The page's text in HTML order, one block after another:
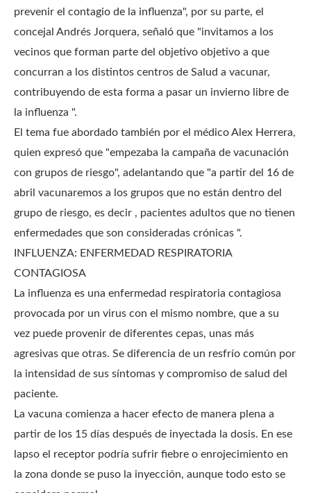
prevenir el contagio de la influenza", por su parte, el
concejal Andrés Jorquera, señaló que "invitamos a los
vecinos que forman parte del objetivo objetivo a que
concurran a los distintos centros de Salud a vacunar,
contribuyendo de esta forma a pasar un invierno libre de
la influenza ".
El tema fue abordado también por el médico Alex Herrera,
quien expresó que "empezaba la campaña de vacunación
con grupos de riesgo", adelantando que "a partir del 16 de
abril vacunaremos a los grupos que no están dentro del
grupo de riesgo, es decir , pacientes adultos que no tienen
enfermedades que son consideradas crónicas ".
INFLUENZA: ENFERMEDAD RESPIRATORIA
CONTAGIOSA
La influenza es una enfermedad respiratoria contagiosa
provocada por un virus con el mismo nombre, que a su
vez puede provenir de diferentes cepas, unas más
agresivas que otras. Se diferencia de un resfrío común por
la intensidad de sus síntomas y compromiso de salud del
paciente.
La vacuna comienza a hacer efecto de manera plena a
partir de los 15 días después de inyectada la dosis. En ese
lapso el receptor podría sufrir fiebre o enrojecimiento en
la zona donde se puso la inyección, aunque todo esto se